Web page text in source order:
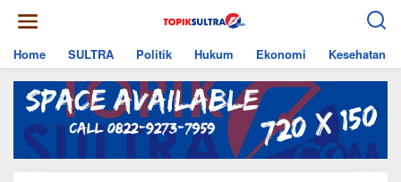
content
Home
SULTRA Politik Hukum Ekonomi Kesehatan